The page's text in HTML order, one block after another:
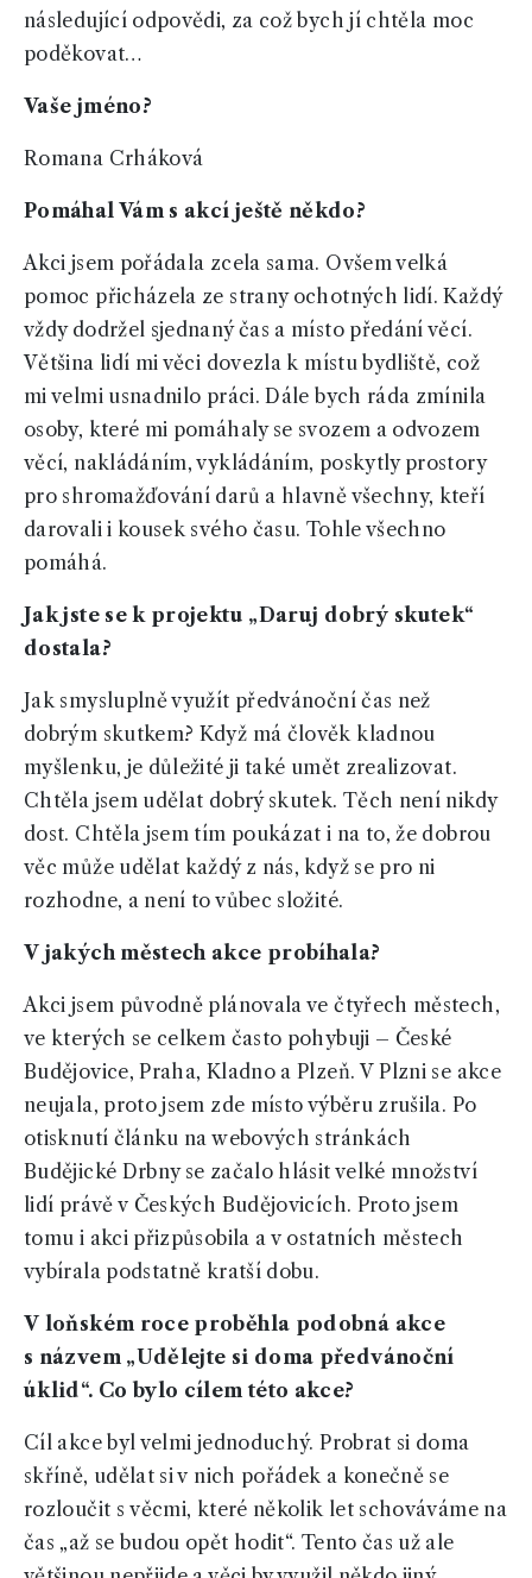
následující odpovědi, za což bych jí chtěla moc
poděkovat…
Vaše jméno?
Romana Crháková
Pomáhal Vám s akcí ještě někdo?
Akci jsem pořádala zcela sama. Ovšem velká
pomoc přicházela ze strany ochotných lidí. Každý
vždy dodržel sjednaný čas a místo předání věcí.
Většina lidí mi věci dovezla k místu bydliště, což
mi velmi usnadnilo práci. Dále bych ráda zmínila
osoby, které mi pomáhaly se svozem a odvozem
věcí, nakládáním, vykládáním, poskytly prostory
pro shromažďování darů a hlavně všechny, kteří
darovali i kousek svého času. Tohle všechno
pomáhá.
Jak jste se k projektu „Daruj dobrý skutek“
dostala?
Jak smysluplně využít předvánoční čas než
dobrým skutkem? Když má člověk kladnou
myšlenku, je důležité ji také umět zrealizovat.
Chtěla jsem udělat dobrý skutek. Těch není nikdy
dost. Chtěla jsem tím poukázat i na to, že dobrou
věc může udělat každý z nás, když se pro ni
rozhodne, a není to vůbec složité.
V jakých městech akce probíhala?
Akci jsem původně plánovala ve čtyřech městech,
ve kterých se celkem často pohybuji – České
Budějovice, Praha, Kladno a Plzeň. V Plzni se akce
neujala, proto jsem zde místo výběru zrušila. Po
otisknutí článku na webových stránkách
Budějické Drbny se začalo hlásit velké množství
lidí právě v Českých Budějovicích. Proto jsem
tomu i akci přizpůsobila a v ostatních městech
vybírala podstatně kratší dobu.
V loňském roce proběhla podobná akce
s názvem „Udělejte si doma předvánoční
úklid“. Co bylo cílem této akce?
Cíl akce byl velmi jednoduchý. Probrat si doma
skříně, udělat si v nich pořádek a konečně se
rozloučit s věcmi, které několik let schováváme na
čas „až se budou opět hodit“. Tento čas už ale